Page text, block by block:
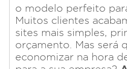
o modelo perfeito
Muitos clientes
sites mais simples,
orçamento. Mas será
economizar na hora